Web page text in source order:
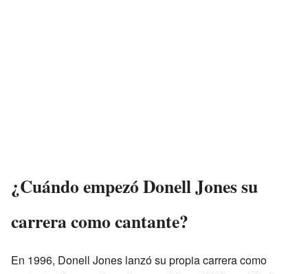
¿Cuándo empezó Donell Jones su
carrera como cantante?
En 1996, Donell Jones lanzó su propia carrera como